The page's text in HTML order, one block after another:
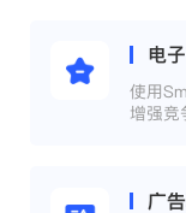
电
使用
增强竞
广